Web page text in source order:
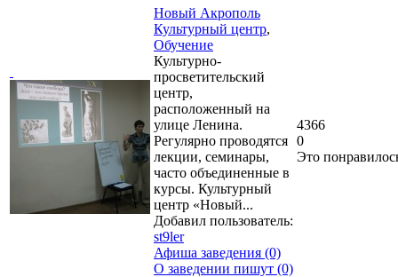
Новый Акрополь
Культурный центр,
Обучение
Культурно-
просветительский
центр,
расположенный на
улице Ленина.
Регулярно проводятся
лекции, семинары,
часто объединенные в
курсы. Культурный
центр «Новый...
Добавил пользователь:
st9ler
Афиша заведения (0)
О заведении пишут (0)
4366
0
Это